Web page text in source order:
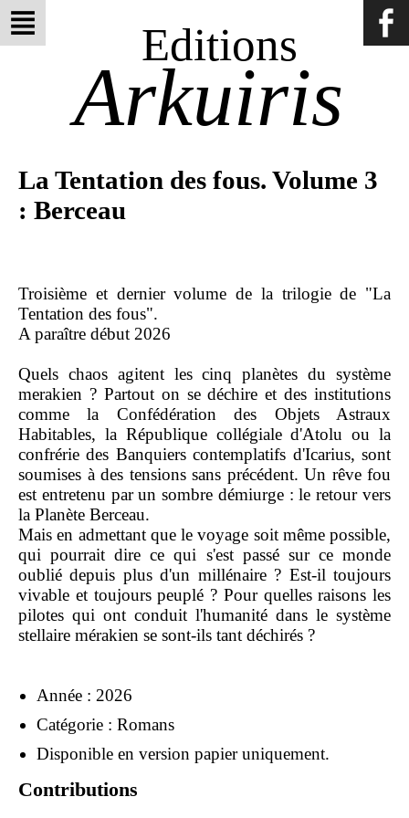
Editions
Arkuiris
La Tentation des fous. Volume 3
: Berceau
Troisième et dernier volume de la trilogie de "La
Tentation des fous".
A paraître début 2026
Quels chaos agitent les cinq planètes du système
merakien ? Partout on se déchire et des institutions
comme la Confédération des Objets Astraux
Habitables, la République collégiale d'Atolu ou la
confrérie des Banquiers contemplatifs d'Icarius, sont
soumises à des tensions sans précédent. Un rêve fou
est entretenu par un sombre démiurge : le retour vers
la Planète Berceau.
Mais en admettant que le voyage soit même possible,
qui pourrait dire ce qui s'est passé sur ce monde
oublié depuis plus d'un millénaire ? Est-il toujours
vivable et toujours peuplé ? Pour quelles raisons les
pilotes qui ont conduit l'humanité dans le système
stellaire mérakien se sont-ils tant déchirés ?
Année : 2026
Catégorie : Romans
Disponible en version papier uniquement.
Contributions